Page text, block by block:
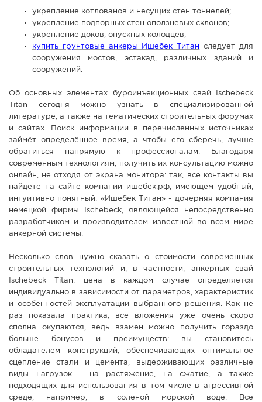
укрепление котлованов и несущих стен тоннелей;
укрепление подпорных стен оползневых склонов;
укрепление доков, опускных колодцев;
купить грунтовые анкеры Ишебек Титан
следует для
сооружения мостов, эстакад, различных зданий и
сооружений.
Об основных элементах буроинъекционных свай Ischebeck
Titan сегодня можно узнать в специализированной
литературе, а также на тематических строительных форумах
и сайтах. Поиск информации в перечисленных источниках
займёт определённое время, а чтобы его сберечь, лучше
обратиться напрямую к профессионалам. Благодаря
современным технологиям, получить их консультацию можно
онлайн, не отходя от экрана монитора: так, все контакты вы
найдёте на сайте компании ишебек.рф, имеющем удобный,
интуитивно понятный. «Ишебек Титан» - дочерняя компания
немецкой фирмы Ischebeck, являющейся непосредственно
разработчиком и производителем известной во всём мире
анкерной системы.
Несколько слов нужно сказать о стоимости современных
строительных технологий и, в частности, анкерных свай
Ischebeck Titan: цена в каждом случае определяется
индивидуально в зависимости от параметров, характеристик
и особенностей эксплуатации выбранного решения. Как не
раз показала практика, все вложения уже очень скоро
сполна окупаются, ведь взамен можно получить гораздо
больше бонусов и преимуществ: вы становитесь
обладателем конструкций, обеспечивающих оптимальное
сцепление стали и цемента, выдерживающих различные
виды нагрузок - на растяжение, на сжатие, а также
подходящих для использования в том числе в агрессивной
среде, например, в соленой морской воде. Все